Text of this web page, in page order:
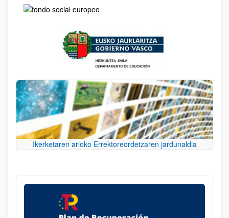
Ikerketaren arloko Errektoreordetzaren jardunaldia